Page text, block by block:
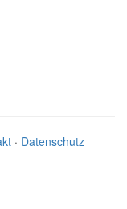
· Datenschutz